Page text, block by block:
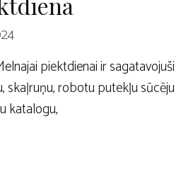
piektdienai ir sagatavojuši
skaļruņu, robotu putekļu sūcēju
katalogu,